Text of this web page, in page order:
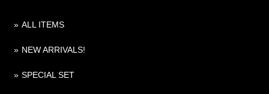
ALL ITEMS
NEW ARRIVALS!
SPECIAL SET